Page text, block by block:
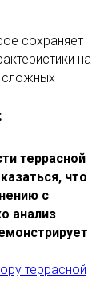
сохраняет
на
сложных
террасной
что
с
анализ
террасной